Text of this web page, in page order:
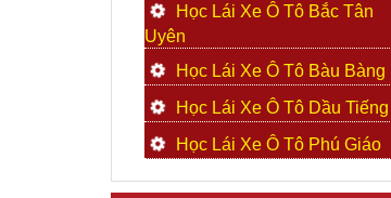
Học Lái Xe Ô Tô Bắc Tân
Uyên
Học Lái Xe Ô Tô Bàu Bàng
Học Lái Xe Ô Tô Dầu Tiếng
Học Lái Xe Ô Tô Phú Giáo